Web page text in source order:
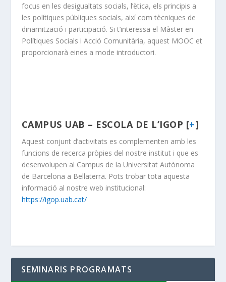
focus en les desigualtats socials, l’ètica, els principis a
les polítiques públiques socials, així com tècniques de
dinamització i participació. Si t’interessa el Màster en
Polítiques Socials i Acció Comunitària, aquest MOOC et
proporcionarà eines a mode introductori.
CAMPUS UAB – ESCOLA DE L’IGOP [+]
Aquest conjunt d’activitats es complementen amb les
funcions de recerca pròpies del nostre institut i que es
desenvolupen al Campus de la Universitat Autònoma
de Barcelona a Bellaterra. Pots trobar tota aquesta
informació al nostre web institucional:
https://igop.uab.cat/
SEMINARIS PROGRAMATS